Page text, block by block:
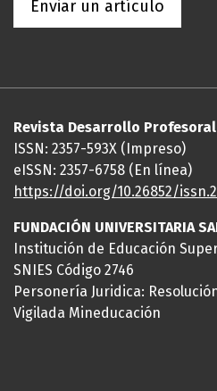
Enviar un artículo
Revista Desarrollo
ISSN: 2357-593X (Impreso)
eISSN: 2357-6758 (En línea)
https://doi.org/10.26852/
FUNDACIÓN UNIVERSITARIA
Institución de Educación
SNIES Código 2746
Personería Juridica:
Vigilada Mineducación